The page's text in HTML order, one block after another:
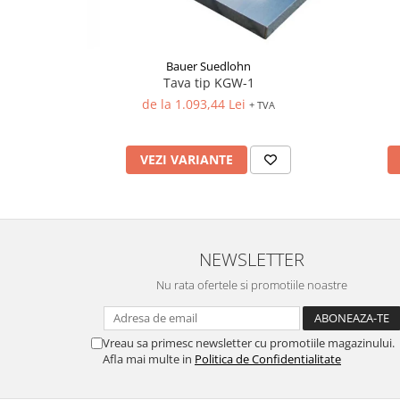
Bauer Suedlohn
Tava tip KGW-1
de la 1.093,44 Lei + TVA
VEZI VARIANTE
NEWSLETTER
Nu rata ofertele si promotiile noastre
Vreau sa primesc newsletter cu promotiile magazinului.
Afla mai multe in Politica de Confidentialitate